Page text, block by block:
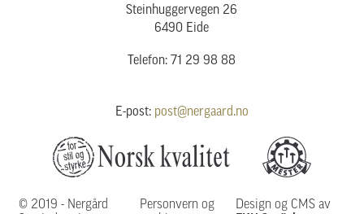
Steinhuggervegen 26
6490 Eide
Telefon: 71 29 98 88
E-post: post@nergaard.no
© 2019 - Nergård
Personvern og
Design og CMS av